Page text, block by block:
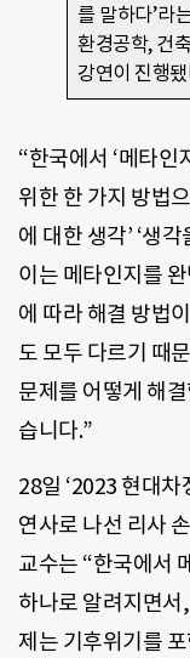
를 말하다’라
환경공학, 건
강연이 진행
“한국에서 ‘메타
위한 한 가지 방법
에 대한 생각’ ‘생
이는 메타인지를
에 따라 해결 방법
도 모두 다르기 때
문제를 어떻게 해
습니다.”
28일 ‘2023 현대차
연사로 나선 리사
교수는 “한국에서
하나로 알려지면서
제는 기후위기를